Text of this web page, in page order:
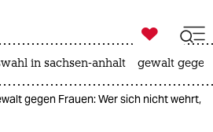
zahl ich
ich

taz zahl ich
in sachsen-anhalt gewalt
gegen Frauen: Wer sich nicht wehrt,